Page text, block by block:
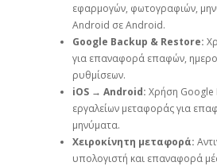
εφαρμογών, φωτογραφιών,
Android σε Android.
Google Backup & Restore:
για επαναφορά επαφών,
ρυθμίσεων.
iOS → Android: Χρήση Google
εργαλείων μεταφοράς για
μηνύματα.
Χειροκίνητη μεταφορά:
υπολογιστή και επαναφορά